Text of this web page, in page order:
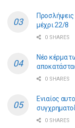
μέχρι 22/8
0 SHARES
Νέο κέρμα
0 SHARES
Ενιαίος
0 SHARES